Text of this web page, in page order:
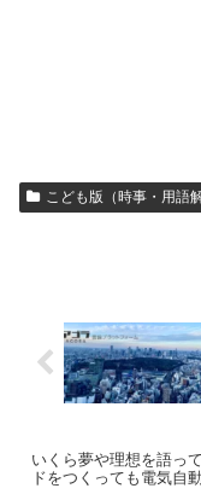
こども版（時事・用語解
いくら夢や理想を語っ
ドをつくっても電気自